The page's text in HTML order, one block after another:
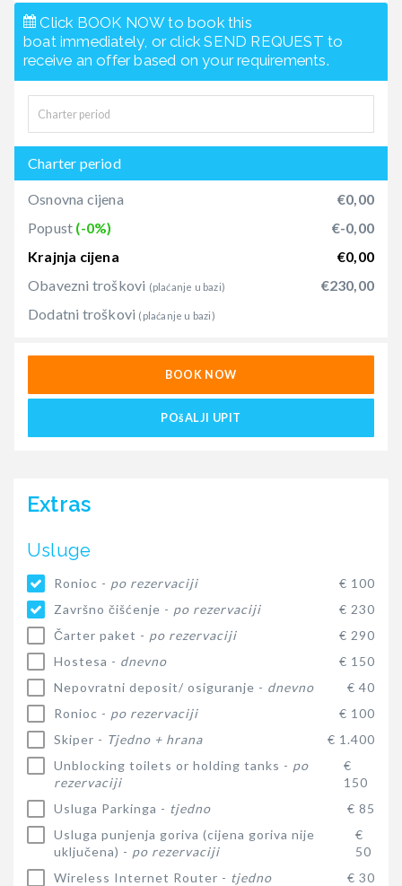
Click BOOK NOW to book this
boat immediately, or click SEND REQUEST to
receive an offer based on your requirements.
Charter period
Osnovna cijena
€0,00
Popust (-0%)
€-0,00
Krajnja cijena
€0,00
Obavezni troškovi (plaćanje u bazi)
€230,00
Dodatni troškovi (plaćanje u bazi)
BOOK NOW
POšALJI UPIT
Extras
Usluge
Ronioc - po rezervaciji
€ 100
Završno čišćenje - po rezervaciji
€ 230
Čarter paket - po rezervaciji
€ 290
Hostesa - dnevno
€ 150
Nepovratni deposit/ osiguranje - dnevno
€ 40
Ronioc - po rezervaciji
€ 100
Skiper - Tjedno + hrana
€ 1.400
Unblocking toilets or holding tanks - po
rezervaciji
€
150
Usluga Parkinga - tjedno
€ 85
Usluga punjenja goriva (cijena goriva nije
uključena) - po rezervaciji
€
50
Wireless Internet Router - tjedno € 30